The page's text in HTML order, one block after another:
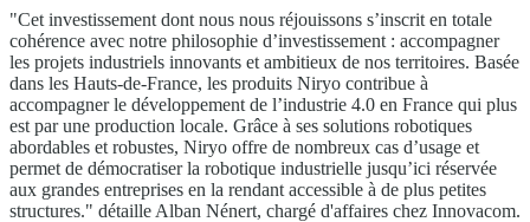
"Cet investissement dont nous nous réjouissons s’inscrit en totale
cohérence avec notre philosophie d’investissement : accompagner
les projets industriels innovants et ambitieux de nos territoires. Basée
dans les Hauts-de-France, les produits Niryo contribue à
accompagner le développement de l’industrie 4.0 en France qui plus
est par une production locale. Grâce à ses solutions robotiques
abordables et robustes, Niryo offre de nombreux cas d’usage et
permet de démocratiser la robotique industrielle jusqu’ici réservée
aux grandes entreprises en la rendant accessible à de plus petites
structures." détaille Alban Nénert, chargé d'affaires chez Innovacom.